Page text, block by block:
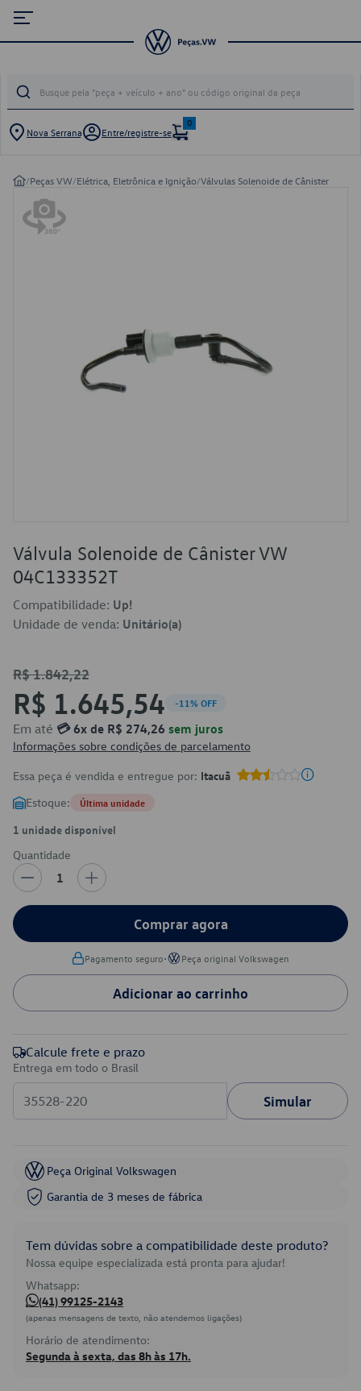
Nova Serrana Entre/registre-se
0
/Peças VW/Elétrica, Eletrônica e Ignição/Válvulas Solenoide de Cânister
Válvula Solenoide de Cânister VW
04C133352T
Compatibilidade: Up!
Unidade de venda: Unitário(a)
R$ 1.842,22
R$ 1.645,54 -11% OFF
Em até 💳 6x de R$ 274,26 sem juros
Informações sobre condições de parcelamento
Essa peça é vendida e entregue por: Itacuã
Estoque: Última unidade
1 unidade disponível
Quantidade
1
Comprar agora
Pagamento seguro• Peça original Volkswagen
Adicionar ao carrinho
Calcule frete e prazo
Entrega em todo o Brasil
Simular
Peça Original Volkswagen
Garantia de 3 meses de fábrica
Tem dúvidas sobre a compatibilidade deste produto?
Nossa equipe especializada está pronta para ajudar!
Whatsapp:
(41) 99125-2143
(apenas mensagens de texto, não atendemos ligações)
Horário de atendimento:
Segunda à sexta, das 8h às 17h.